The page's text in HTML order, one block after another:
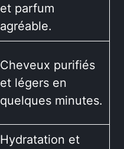
et parfum
agréable.
Cheveux purifiés
et légers en
quelques minutes.
Hydratation et